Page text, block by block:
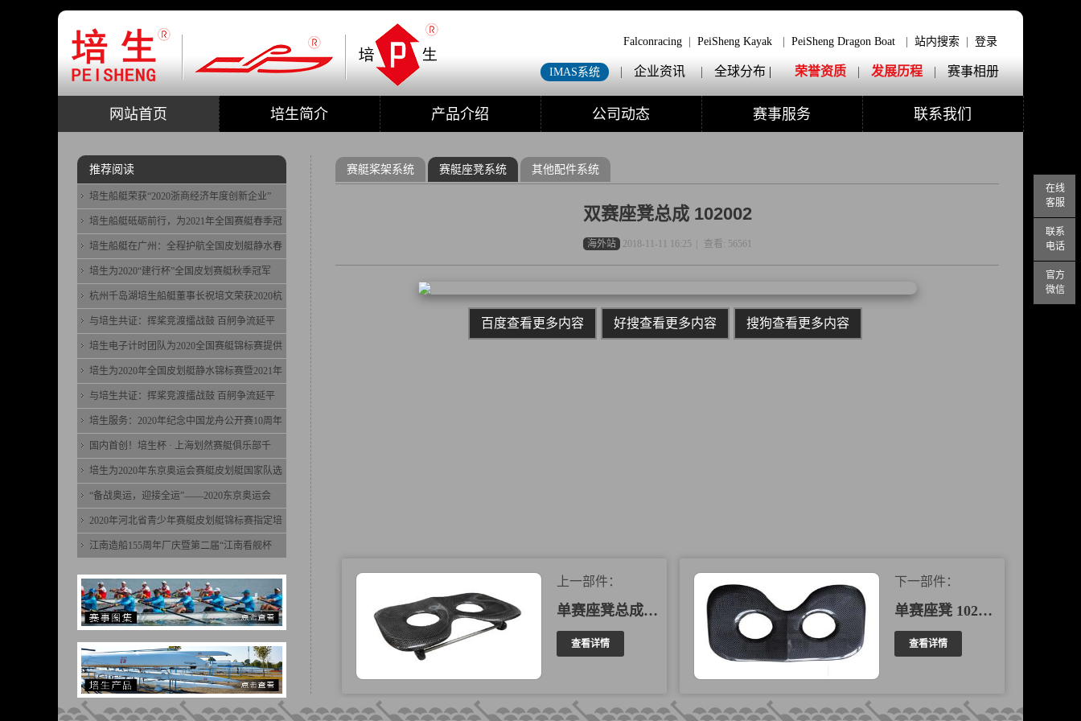
在线
客服
联系
电话
官方
微信
Falconracing PeiSheng Kayak PeiSheng Dragon Boat 站内搜索 登录
IMAS系统 | 企业资讯 | 全球分布 | 荣誉资质 | 发展历程 | 赛事相册
网站首页 培生简介 产品介绍 公司动态 赛事服务 联系我们
赛艇桨架系统 赛艇座凳系统 其他配件系统
双赛座凳总成 102002
海外站 2018-11-11 16:25 查看: 56561
百度查看更多内容 好搜查看更多内容 搜狗查看更多内容
上一部件：
单赛座凳总成 102001
查看详情
下一部件：
单赛座凳 102003
查看详情
推荐阅读
培生船艇荣获“2020浙商经济年度创新企业”
培生船艇砥砺前行，为2021年全国赛艇春季冠
培生船艇在广州：全程护航全国皮划艇静水春
培生为2020“建行杯”全国皮划赛艇秋季冠军
杭州千岛湖培生船艇董事长祝培文荣获2020杭
与培生共证：挥桨竞渡擂战鼓 百舸争流延平
培生电子计时团队为2020全国赛艇锦标赛提供
培生为2020年全国皮划艇静水锦标赛暨2021年
与培生共证：挥桨竞渡擂战鼓 百舸争流延平
培生服务：2020年纪念中国龙舟公开赛10周年
国内首创！培生杯 · 上海划然赛艇俱乐部千
培生为2020年东京奥运会赛艇皮划艇国家队选
“备战奥运，迎接全运”——2020东京奥运会
2020年河北省青少年赛艇皮划艇锦标赛指定培
江南造船155周年厂庆暨第二届“江南看舰杯